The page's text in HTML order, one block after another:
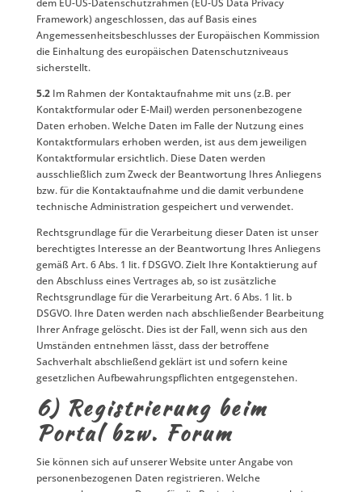
dem EU-US-Datenschutzrahmen (EU-US Data Privacy
Framework) angeschlossen, das auf Basis eines
Angemessenheitsbeschlusses der Europäischen Kommission
die Einhaltung des europäischen Datenschutzniveaus
sicherstellt.
5.2Im Rahmen der Kontaktaufnahme mit uns (z.B. per
Kontaktformular oder E-Mail) werden personenbezogene
Daten erhoben. Welche Daten im Falle der Nutzung eines
Kontaktformulars erhoben werden, ist aus dem jeweiligen
Kontaktformular ersichtlich. Diese Daten werden
ausschließlich zum Zweck der Beantwortung Ihres Anliegens
bzw. für die Kontaktaufnahme und die damit verbundene
technische Administration gespeichert und verwendet.
Rechtsgrundlage für die Verarbeitung dieser Daten ist unser
berechtigtes Interesse an der Beantwortung Ihres Anliegens
gemäß Art. 6 Abs. 1 lit. f DSGVO. Zielt Ihre Kontaktierung auf
den Abschluss eines Vertrages ab, so ist zusätzliche
Rechtsgrundlage für die Verarbeitung Art. 6 Abs. 1 lit. b
DSGVO. Ihre Daten werden nach abschließender Bearbeitung
Ihrer Anfrage gelöscht. Dies ist der Fall, wenn sich aus den
Umständen entnehmen lässt, dass der betroffene
Sachverhalt abschließend geklärt ist und sofern keine
gesetzlichen Aufbewahrungspflichten entgegenstehen.
6) Registrierung beim
Portal bzw. Forum
Sie können sich auf unserer Website unter Angabe von
personenbezogenen Daten registrieren. Welche